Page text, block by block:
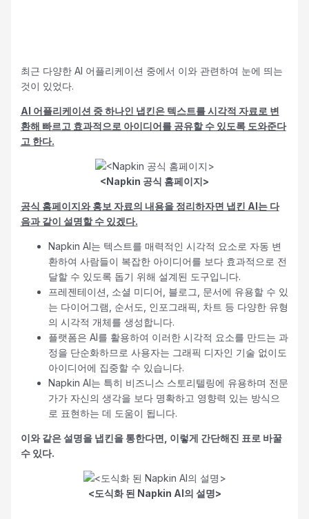
최근 다양한 AI 어플리케이션 중에서 이와 관련하여 눈에 띄는
것이 있었다.
AI 어플리케이션 중 하나인 냅킨은 텍스트를 시각적 자료로 변
환해 빠르고 효과적으로 아이디어를 공유할 수 있도록 도와준다
고 한다.
<Napkin 공식 홈페이지>
공식 홈페이지와 홍보 자료의 내용을 정리하자면 냅킨 AI는 다
음과 같이 설명할 수 있겠다.
Napkin AI는 텍스트를 매력적인 시각적 요소로 자동 변
환하여 사람들이 복잡한 아이디어를 보다 효과적으로 전
달할 수 있도록 돕기 위해 설계된 도구입니다.
프레젠테이션, 소셜 미디어, 블로그, 문서에 유용할 수 있
는 다이어그램, 순서도, 인포그래픽, 차트 등 다양한 유형
의 시각적 개체를 생성합니다.
플랫폼은 AI를 활용하여 이러한 시각적 요소를 만드는 과
정을 단순화하므로 사용자는 그래픽 디자인 기술 없이도
아이디어에 집중할 수 있습니다.
Napkin AI는 특히 비즈니스 스토리텔링에 유용하며 전문
가가 자신의 생각을 보다 명확하고 영향력 있는 방식으
로 표현하는 데 도움이 됩니다.
이와 같은 설명을 냅킨을 통한다면, 이렇게 간단해진 표로 바꿀
수 있다.
<도식화 된 Napkin AI의 설명>